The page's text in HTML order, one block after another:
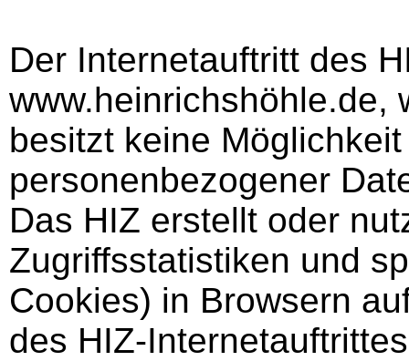
Der Internetauftritt des
www.heinrichshöhle.de,
besitzt keine
personenbezogener
Das HIZ erstellt oder
Zugriffsstatistiken und
Cookies) in Browsern
des HIZ-